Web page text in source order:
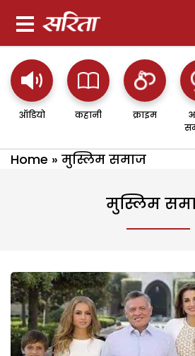
ऑडियो कहानी क्राइम
Home » मुस्लिम समाज
मुस्लिम